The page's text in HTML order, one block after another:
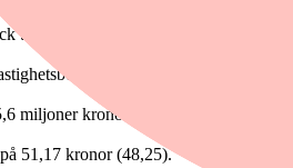
till 65 miljoner kronor (59,9), en
uppgick till 99,9
miljoner kronor (62,1), en ökning
51,17 kronor (48,25).